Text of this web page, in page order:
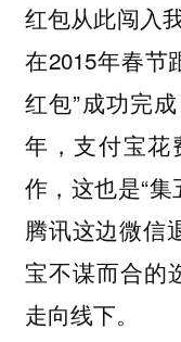
红包从此闯入
在2015年春节
红包”成功完
年，支付宝花
作，这也是“集
腾讯这边微信
宝不谋而合的
走向线下。